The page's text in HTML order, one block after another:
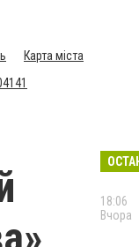
Карта міста
18:06
Вчора